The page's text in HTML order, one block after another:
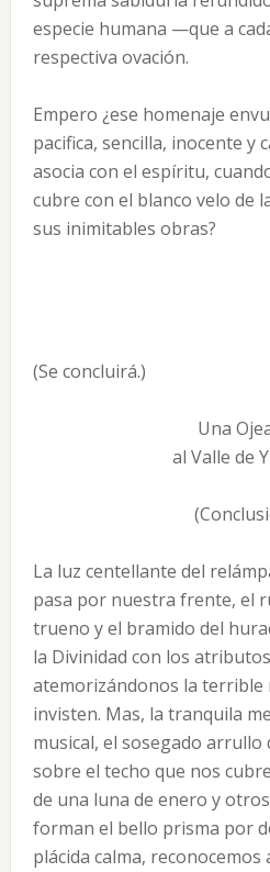
especie humana —que a
respectiva ovación.
Empero ¿ese homenaje
pacifica, sencilla, inocente y
asocia con el espíritu,
cubre con el blanco velo de
sus inimitables obras?
(Se concluirá.)
Una
al Valle de
La luz centellante del
pasa por nuestra frente, el
trueno y el bramido del
la Divinidad con los
atemorizándonos la terrible
invisten. Mas, la tranquila
musical, el sosegado arrullo
sobre el techo que nos
de una luna de enero y
forman el bello prisma por
plácida calma, reconocemos